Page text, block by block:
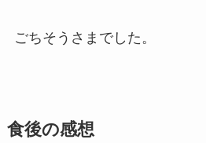
ごちそうさまでした。
食後の感想